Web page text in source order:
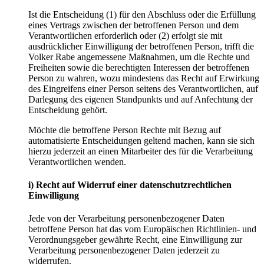
Ist die Entscheidung (1) für den Abschluss oder die Erfüllung
eines Vertrags zwischen der betroffenen Person und dem
Verantwortlichen erforderlich oder (2) erfolgt sie mit
ausdrücklicher Einwilligung der betroffenen Person, trifft die
Volker Rabe angemessene Maßnahmen, um die Rechte und
Freiheiten sowie die berechtigten Interessen der betroffenen
Person zu wahren, wozu mindestens das Recht auf Erwirkung
des Eingreifens einer Person seitens des Verantwortlichen, auf
Darlegung des eigenen Standpunkts und auf Anfechtung der
Entscheidung gehört.
Möchte die betroffene Person Rechte mit Bezug auf
automatisierte Entscheidungen geltend machen, kann sie sich
hierzu jederzeit an einen Mitarbeiter des für die Verarbeitung
Verantwortlichen wenden.
i) Recht auf Widerruf einer datenschutzrechtlichen
Einwilligung
Jede von der Verarbeitung personenbezogener Daten
betroffene Person hat das vom Europäischen Richtlinien- und
Verordnungsgeber gewährte Recht, eine Einwilligung zur
Verarbeitung personenbezogener Daten jederzeit zu
widerrufen.